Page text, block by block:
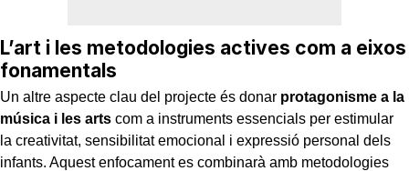
L’art i les metodologies actives com a eixos
fonamentals
Un altre aspecte clau del projecte és donar protagonisme a la
música i les arts com a instruments essencials per estimular
la creativitat, sensibilitat emocional i expressió personal dels
infants. Aquest enfocament es combinarà amb metodologies